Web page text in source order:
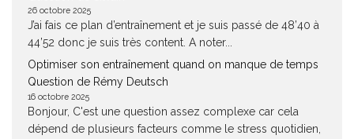
26 octobre 2025
J’ai fais ce plan d’entraînement et je suis passé de 48’40 à
44’52 donc je suis très content. A noter...
Optimiser son entraînement quand on manque de temps
Question de Rémy Deutsch
16 octobre 2025
Bonjour, C'est une question assez complexe car cela
dépend de plusieurs facteurs comme le stress quotidien,